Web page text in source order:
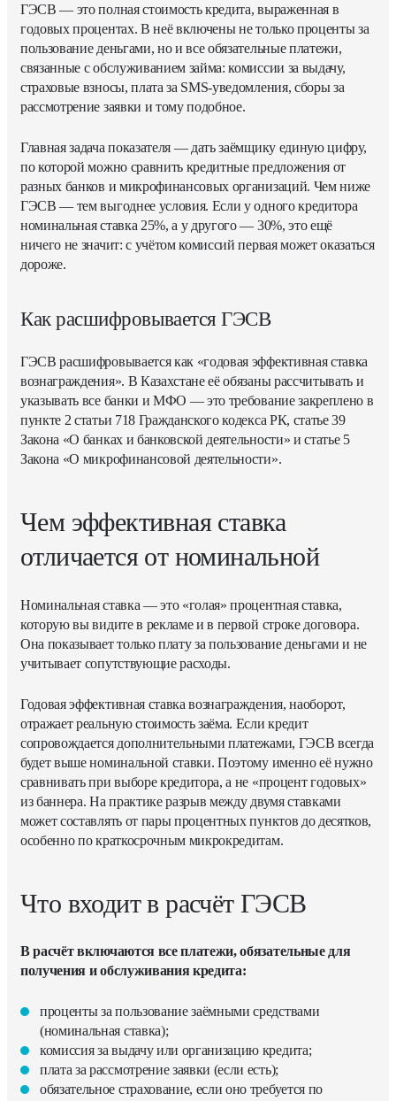
ГЭСВ — это полная стоимость кредита, выраженная в
годовых процентах. В неё включены не только проценты за
пользование деньгами, но и все обязательные платежи,
связанные с обслуживанием займа: комиссии за выдачу,
страховые взносы, плата за SMS-уведомления, сборы за
рассмотрение заявки и тому подобное.
Главная задача показателя — дать заёмщику единую цифру,
по которой можно сравнить кредитные предложения от
разных банков и микрофинансовых организаций. Чем ниже
ГЭСВ — тем выгоднее условия. Если у одного кредитора
номинальная ставка 25%, а у другого — 30%, это ещё
ничего не значит: с учётом комиссий первая может оказаться
дороже.
Как расшифровывается ГЭСВ
ГЭСВ расшифровывается как «годовая эффективная ставка
вознаграждения». В Казахстане её обязаны рассчитывать и
указывать все банки и МФО — это требование закреплено в
пункте 2 статьи 718 Гражданского кодекса РК, статье 39
Закона «О банках и банковской деятельности» и статье 5
Закона «О микрофинансовой деятельности».
Чем эффективная ставка
отличается от номинальной
Номинальная ставка — это «голая» процентная ставка,
которую вы видите в рекламе и в первой строке договора.
Она показывает только плату за пользование деньгами и не
учитывает сопутствующие расходы.
Годовая эффективная ставка вознаграждения, наоборот,
отражает реальную стоимость заёма. Если кредит
сопровождается дополнительными платежами, ГЭСВ всегда
будет выше номинальной ставки. Поэтому именно её нужно
сравнивать при выборе кредитора, а не «процент годовых»
из баннера. На практике разрыв между двумя ставками
может составлять от пары процентных пунктов до десятков,
особенно по краткосрочным микрокредитам.
Что входит в расчёт ГЭСВ
В расчёт включаются все платежи, обязательные для
получения и обслуживания кредита:
проценты за пользование заёмными средствами
(номинальная ставка);
комиссия за выдачу или организацию кредита;
плата за рассмотрение заявки (если есть);
обязательное страхование, если оно требуется по